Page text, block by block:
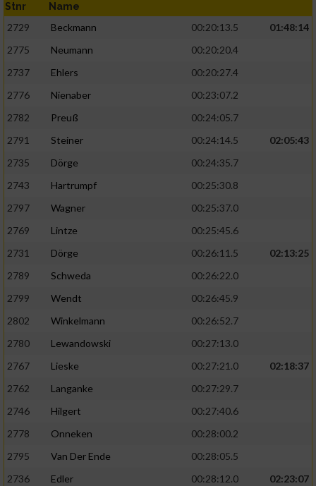
Stnr Name
2729 Beckmann 00:20:13.5
01:48:14
2775
Neumann
00:20:20.4
2737
Ehlers
00:20:27.4
2776
Nienaber
00:23:07.2
2782
Preuß
00:24:05.7
2791
Steiner 00:24:14.5
02:05:43
2735
Dörge
00:24:35.7
2743
Hartrumpf
00:25:30.8
2797
Wagner
00:25:37.0
2769
Lintze
00:25:45.6
2731
Dörge 00:26:11.5
02:13:25
2789
Schweda
00:26:22.0
2799
Wendt
00:26:45.9
2802
Winkelmann
00:26:52.7
2780
Lewandowski
00:27:13.0
2767
Lieske 00:27:21.0
02:18:37
2762
Langanke
00:27:29.7
2746
Hilgert
00:27:40.6
2778
Onneken
00:28:00.2
2795
Van Der Ende
00:28:05.5
2736
Edler 00:28:12.0
02:23:07